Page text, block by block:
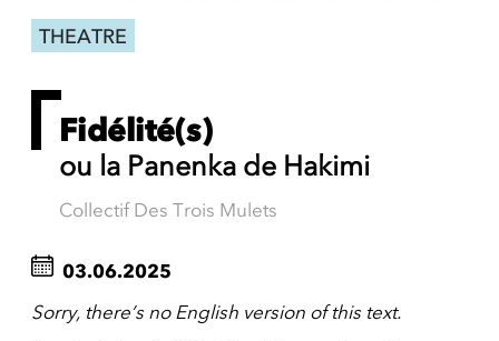
THEATRE
Fidélité(s)
ou la Panenka de Hakimi
Collectif Des Trois Mulets
03.06.2025
Sorry, there’s no English version of this text.